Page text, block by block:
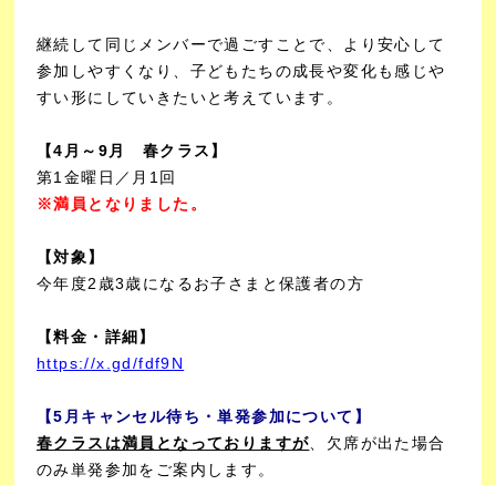
継続して同じメンバーで過ごすことで、より安心して
参加しやすくなり、子どもたちの成長や変化も感じや
すい形にしていきたいと考えています。
【4月～9月 春クラス】
第1金曜日／月1回
※満員となりました。
【対象】
今年度2歳3歳になるお子さまと保護者の方
【料金・詳細】
https://x.gd/fdf9N
【5月キャンセル待ち・単発参加について】
春クラスは満員となっておりますが 、欠席が出た場合
のみ単発参加をご案内します。